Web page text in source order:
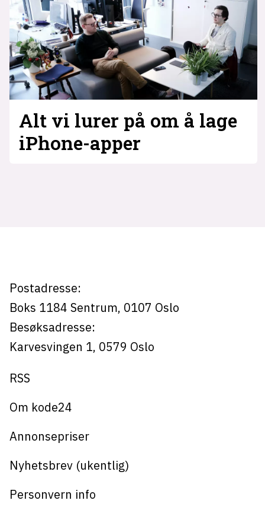
Alt vi lurer på om å lage
iPhone-apper
Postadresse:
Boks 1184 Sentrum, 0107 Oslo
Besøksadresse:
Karvesvingen 1, 0579 Oslo
RSS
Om kode24
Annonsepriser
Nyhetsbrev (ukentlig)
Personvern info